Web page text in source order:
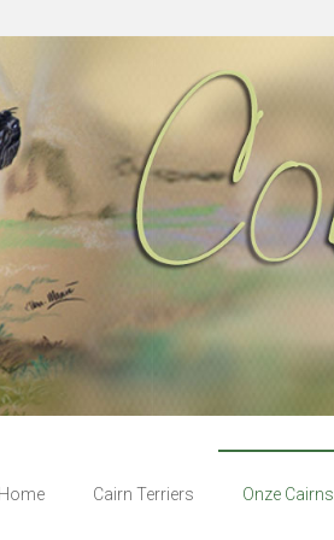
Home Cairn Terriers Onze Cairns